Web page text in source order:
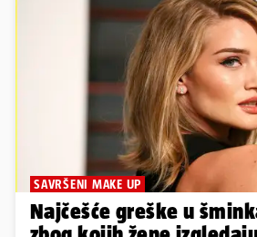
SAVRŠENI MAKE UP
Najčešće greške u